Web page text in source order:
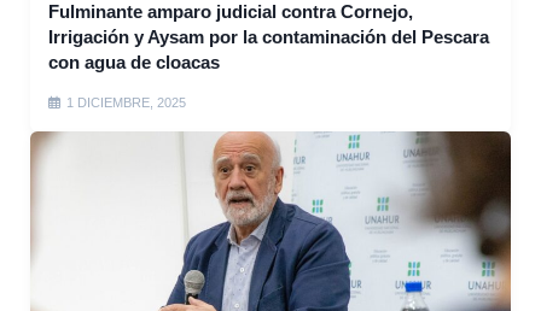
Fulminante amparo judicial contra Cornejo,
Irrigación y Aysam por la contaminación del Pescara
con agua de cloacas
1 DICIEMBRE, 2025